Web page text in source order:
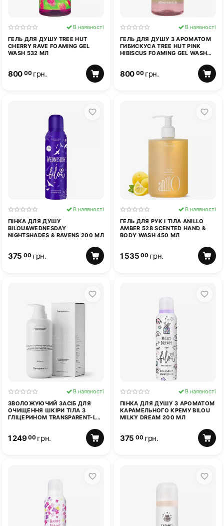
ГЕЛЬ ДЛЯ ДУШУ TREE HUT
CHERRY RAVE FOAMING GEL
WASH 532 МЛ
В наявності
800 00 грн.
ГЕЛЬ ДЛЯ ДУШУ З АРОМАТОМ
ГИБИСКУСА TREE HUT PINK
HIBISCUS FOAMING GEL WASH
В наявності
800 00 грн.
ПІНКА ДЛЯ ДУШУ
BILOU&WEDNESDAY
NIGHTSHADES & RAVENS 200 МЛ
В наявності
375 00 грн.
ГЕЛЬ ДЛЯ РУК І ТІЛА ANILLO
AMBER 528 SCENTED HAND &
BODY WASH 450 МЛ
В наявності
1 535 00 грн.
ЗВОЛОЖУЮЧИЙ ЗАСІБ ДЛЯ
ОЧИЩЕННЯ ШКІРИ ТІЛА З
ГЛІЦЕРИНОМ TRANSPARENT-LAB
В наявності
1 249 00 грн.
ПІНКА ДЛЯ ДУШУ З АРОМАТОМ
КАРАМЕЛЬНОГО КРЕМУ BILOU
MILKY DREAM 200 МЛ
В наявності
375 00 грн.